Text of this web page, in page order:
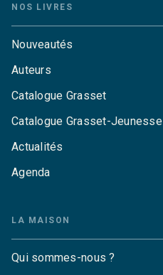
NOS LIVRES
Nouveautés
Auteurs
Catalogue Grasset
Catalogue Grasset-Jeunesse
Actualités
Agenda
LA MAISON
Qui sommes-nous ?